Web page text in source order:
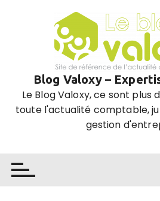
Blog Valoxy –
Le Blog Valoxy, ce sont plus
toute l'actualité comptable,
gestion